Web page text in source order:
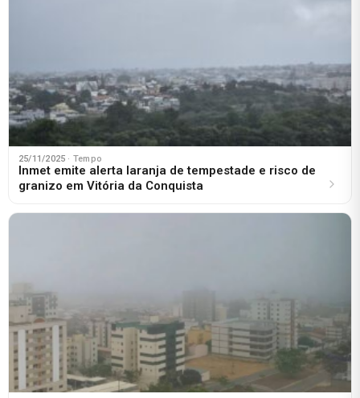
25/11/2025 · Tempo
Inmet emite alerta laranja de tempestade e risco de
granizo em Vitória da Conquista